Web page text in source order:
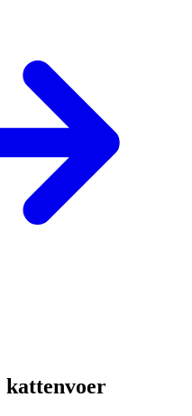
kattenvoer